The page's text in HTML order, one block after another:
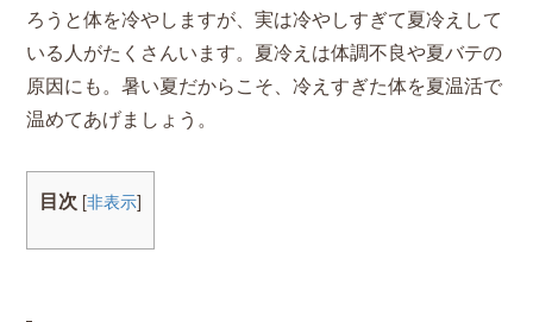
ろうと体を冷やしますが、実は冷やしすぎて夏冷えして
いる人がたくさんいます。夏冷えは体調不良や夏バテの
原因にも。暑い夏だからこそ、冷えすぎた体を夏温活で
温めてあげましょう。
目次 [非表示]